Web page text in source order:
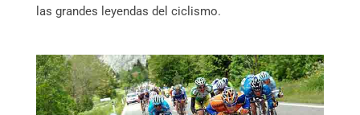
las grandes leyendas del ciclismo.